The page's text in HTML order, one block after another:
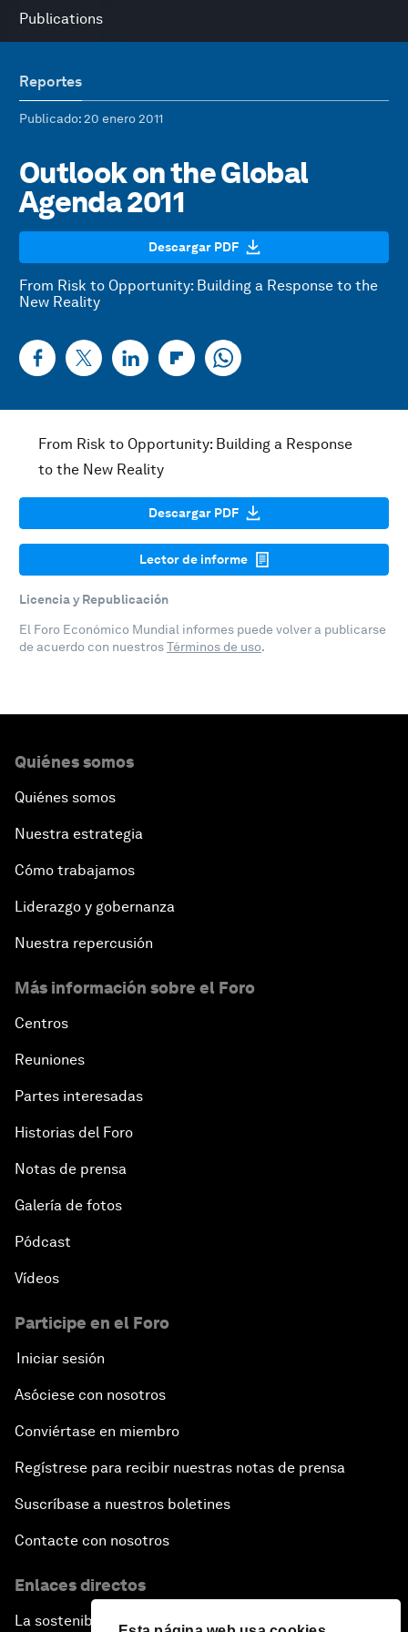
Publications
Reportes
Publicado: 20 enero 2011
Outlook on the Global
Agenda 2011
Descargar PDF
From Risk to Opportunity: Building a Response to the
New Reality
From Risk to Opportunity: Building a Response
to the New Reality
Descargar PDF
Lector de informe
Licencia y Republicación
El Foro Económico Mundial informes puede volver a publicarse
de acuerdo con nuestrosTérminos de uso.
Quiénes somos
Quiénes somos
Nuestra estrategia
Cómo trabajamos
Liderazgo y gobernanza
Nuestra repercusión
Más información sobre el Foro
Centros
Reuniones
Partes interesadas
Historias del Foro
Notas de prensa
Galería de fotos
Pódcast
Vídeos
Participe en el Foro
Iniciar sesión
Asóciese con nosotros
Conviértase en miembro
Regístrese para recibir nuestras notas de prensa
Suscríbase a nuestros boletines
Contacte con nosotros
Enlaces directos
La sostenibilidad en el Foro